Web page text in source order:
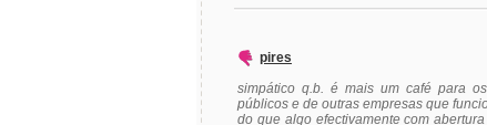
pires
simpático q.b. é mais um café para
públicos e de outras empresas que
do que algo efectivamente com